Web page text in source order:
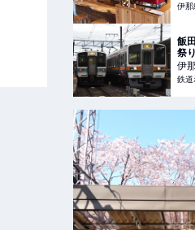
伊那
飯
祭
道
伊
輪町
鉄道